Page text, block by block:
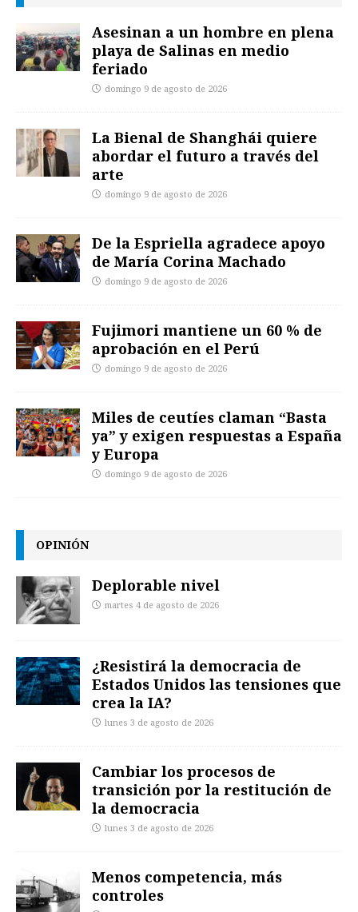
Asesinan a un hombre en plena
playa de Salinas en medio
feriado
domingo 9 de agosto de 2026
La Bienal de Shanghái quiere
abordar el futuro a través del
arte
domingo 9 de agosto de 2026
De la Espriella agradece apoyo
de María Corina Machado
domingo 9 de agosto de 2026
Fujimori mantiene un 60 % de
aprobación en el Perú
domingo 9 de agosto de 2026
Miles de ceutíes claman “Basta
ya” y exigen respuestas a España
y Europa
domingo 9 de agosto de 2026
OPINIÓN
Deplorable nivel
martes 4 de agosto de 2026
¿Resistirá la democracia de
Estados Unidos las tensiones que
crea la IA?
lunes 3 de agosto de 2026
Cambiar los procesos de
transición por la restitución de
la democracia
lunes 3 de agosto de 2026
Menos competencia, más
controles